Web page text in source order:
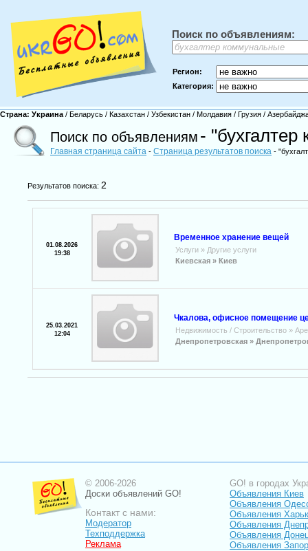
Поиск по объявлениям:
Регион:
Категория:
Страна: Украина / Беларусь / Казахстан / Узбекистан / Молдавия / Грузия /
Поиск по объявлениям -
Главная страница сайта - Страница результатов поиска -
Результатов поиска: 2
01.08.2026
19:38
Временное хранение вещей
Услуги » Другие услуги
Киевская » Киев
25.03.2021
12:04
Чкалова, офисное помещение
Недвижимость / Строительство »
Днепропетровская »
© 2006-2026
Доски объявлений GO!
Контакт с нами:
Модератор
Техподдержка
Реклама
GO! в городах
Объявления Киев
Объявления
Объявления
Объявления
Объявления
Объявления